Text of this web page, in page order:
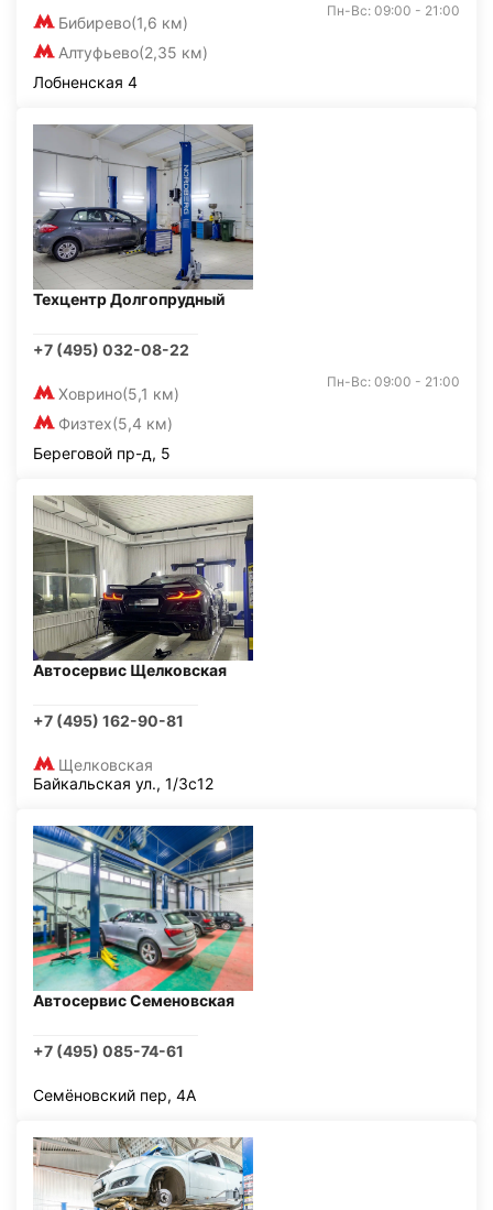
Бибирево(1,6 км)
Алтуфьево(2,35 км)
Пн-Вс: 09:00 - 21:00
Лобненская 4
Техцентр Долгопрудный
+7 (495) 032-08-22
Ховрино(5,1 км)
Физтех(5,4 км)
Пн-Вс: 09:00 - 21:00
Береговой пр-д, 5
Автосервис Щелковская
+7 (495) 162-90-81
Щелковская
Байкальская ул., 1/3с12
Автосервис Семеновская
+7 (495) 085-74-61
Семёновский пер, 4А